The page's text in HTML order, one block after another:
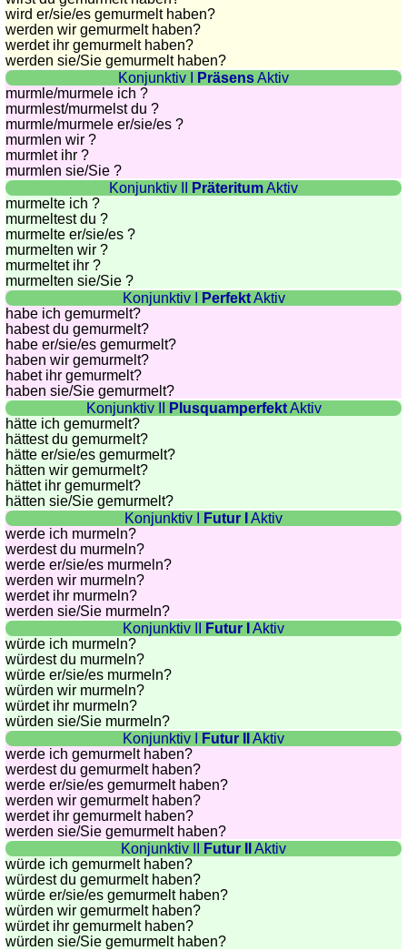
of
flags,
arms,
and
coins
Quiz
of
towns
and
countries
More
games
Animal
quiz
Brain
training
Find
the
difference
Math
trainer
Puzzle
wird er/sie/es gemurmelt haben?
werden wir gemurmelt haben?
werdet ihr gemurmelt haben?
werden sie/Sie gemurmelt haben?
Konjunktiv I
PräsensAktiv
murmle/murmele ich ?
murmlest/murmelst du ?
murmle/murmele er/sie/es ?
murmlen wir ?
murmlet ihr ?
murmlen sie/Sie ?
Konjunktiv II
PräteritumAktiv
murmelte ich ?
murmeltest du ?
murmelte er/sie/es ?
murmelten wir ?
murmeltet ihr ?
murmelten sie/Sie ?
Konjunktiv I
PerfektAktiv
habe ich gemurmelt?
habest du gemurmelt?
habe er/sie/es gemurmelt?
haben wir gemurmelt?
habet ihr gemurmelt?
haben sie/Sie gemurmelt?
Konjunktiv II
PlusquamperfektAktiv
hätte ich gemurmelt?
hättest du gemurmelt?
hätte er/sie/es gemurmelt?
hätten wir gemurmelt?
hättet ihr gemurmelt?
hätten sie/Sie gemurmelt?
Konjunktiv I
Futur I
Aktiv
werde ich murmeln?
werdest du murmeln?
werde er/sie/es murmeln?
werden wir murmeln?
werdet ihr murmeln?
werden sie/Sie murmeln?
Konjunktiv II
Futur I
Aktiv
würde ich murmeln?
würdest du murmeln?
würde er/sie/es murmeln?
würden wir murmeln?
würdet ihr murmeln?
würden sie/Sie murmeln?
Konjunktiv I
Futur II
Aktiv
werde ich gemurmelt haben?
werdest du gemurmelt haben?
werde er/sie/es gemurmelt haben?
werden wir gemurmelt haben?
werdet ihr gemurmelt haben?
werden sie/Sie gemurmelt haben?
Konjunktiv II
Futur II
Aktiv
würde ich gemurmelt haben?
würdest du gemurmelt haben?
würde er/sie/es gemurmelt haben?
würden wir gemurmelt haben?
würdet ihr gemurmelt haben?
würden sie/Sie gemurmelt haben?